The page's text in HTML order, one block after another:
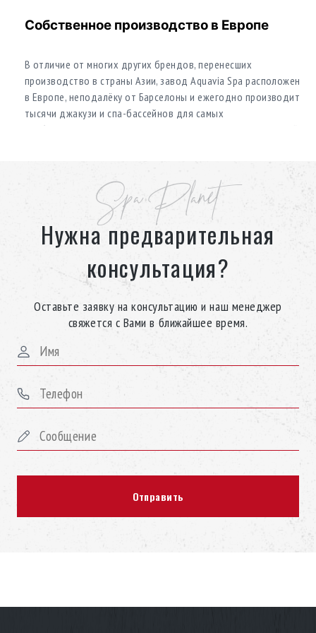
Собственное производство в Европе
В отличие от многих других брендов, перенесших
производство в страны Азии, завод Aquavia Spa расположен
в Европе, неподалёку от Барселоны и ежегодно производит
тысячи джакузи и спа-бассейнов для самых
требовательных клиентов по всему миру. Отдел инноваций
дизайна и функциональности продукта, учитывая опыт
Уникальный дизайн
При проектировании гидромассажных ванн бренд
учитывает исследований эстетических тенденций для
выбора форм и цвета, и сочетает их с высококачественными
материалами, создавая эксклюзивную модель для каждого
клиента. В дизайне джакузи использована отделка
Woodermax, разработанная инженерами бренда, чтобы вы
легко могли снять любую сторону гидромассажной ванны,
состоит из ламинированных панелей высокого давления
высокую устойчивость к любым погодным условиям. Ещё
одна изюминка дизайна – подсветка Pure Line Lighting,
Инновационная система очищения,
Вы можете быть уверены в качестве воды в вашем джакузи,
Spa Planet
Нужна предварительная
консультация?
Оставьте заявку на консультацию и наш менеджер
свяжется с Вами в ближайшее время.